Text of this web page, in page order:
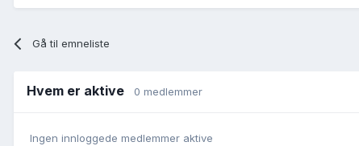
Gå til emneliste
Hvem er aktive 0 medlemmer
Ingen innloggede medlemmer aktive